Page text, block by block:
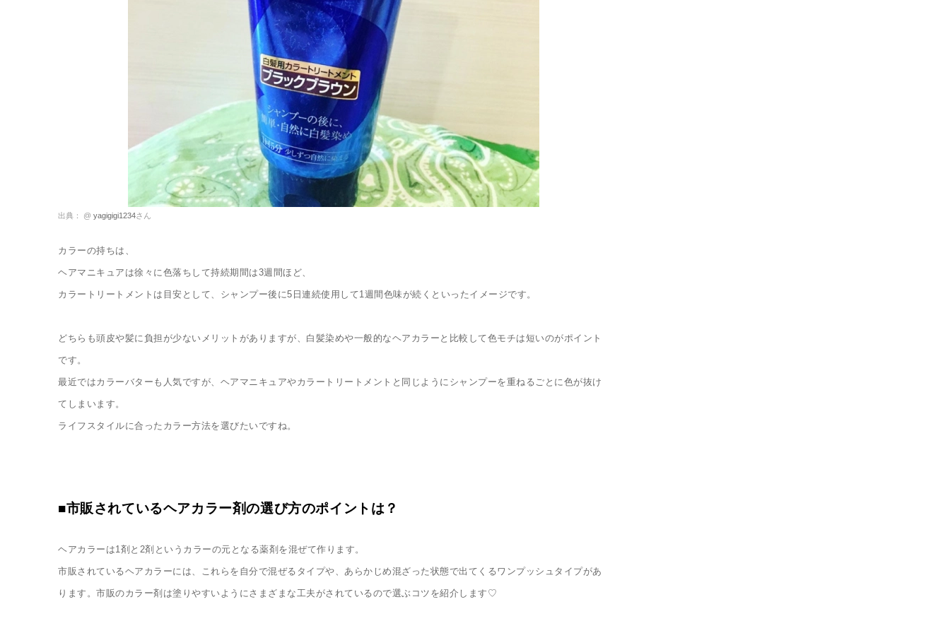
出典： @ yagigigi1234さん
カラーの持ちは、
ヘアマニキュアは徐々に色落ちして持続期間は3週間ほど、
カラートリートメントは目安として、シャンプー後に5 日連続使用して1週間色味が続くといったイメージです。
どちらも頭皮や髪に負担が少ないメリットがありますが、白髪染めや一般的なヘアカラーと比較して色モチは短いのがポイント
です。
最近ではカラーバターも人気ですが、ヘアマニキュアやカラートリートメントと同じようにシャンプーを重ねるごとに色が抜け
てしまいます。
ライフスタイルに合ったカラー方法を選びたいですね。
■市販されているヘアカラー剤の選び方のポイントは？
ヘアカラーは1剤と 2剤というカラーの元となる薬剤を混ぜて作ります。
市販されているヘアカラーには、これらを自分で混ぜるタイプや、あらかじめ混ざった状態で出てくるワンプッシュタイプがあ
ります。市販のカラー剤は塗りやすいようにさまざまな工夫がされているので選ぶコツを紹介します♡